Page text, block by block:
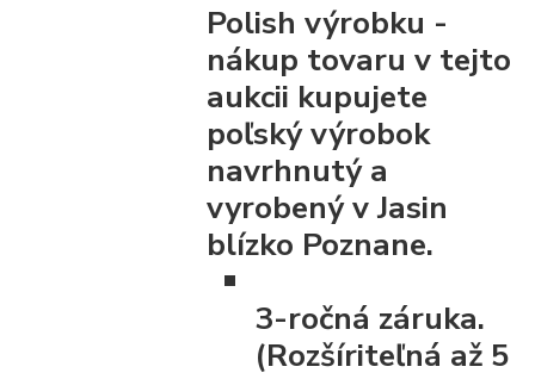
Polish výrobku -
nákup tovaru v tejto
aukcii kupujete
poľský výrobok
navrhnutý a
vyrobený v Jasin
blízko Poznane.
3-ročná záruka.
(Rozšíriteľná až 5